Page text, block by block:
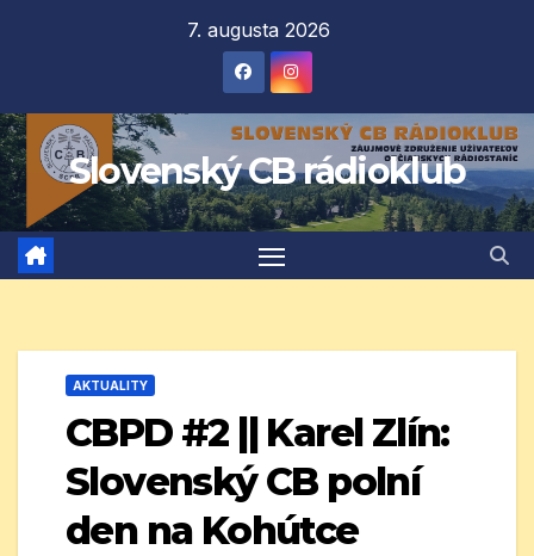
7. augusta 2026
Slovenský CB rádioklub
AKTUALITY
CBPD #2 || Karel Zlín:
Slovenský CB polní
den na Kohútce